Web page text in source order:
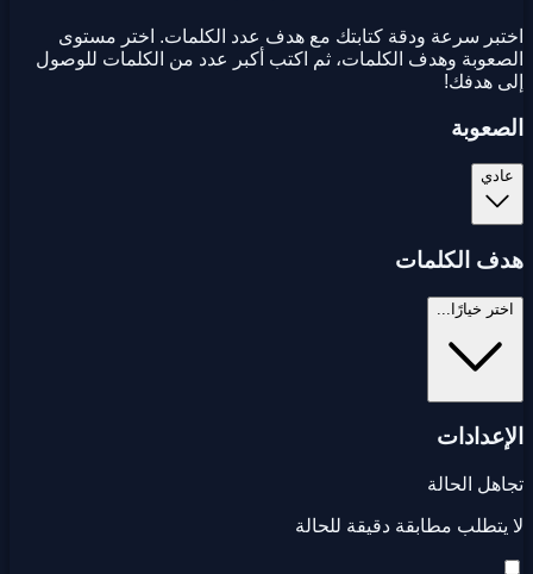
اختبر سرعة ودقة كتابتك مع هدف عدد الكلمات. اختر مستوى
الصعوبة وهدف الكلمات، ثم اكتب أكبر عدد من الكلمات للوصول
إلى هدفك!
الصعوبة
عادي
هدف الكلمات
اختر خيارًا...
الإعدادات
تجاهل الحالة
لا يتطلب مطابقة دقيقة للحالة